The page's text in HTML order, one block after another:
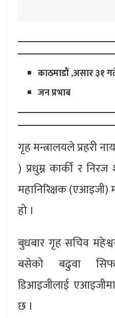
काठमाडौं ,असार ३१
जन प्रभाब
गृह मन्त्रालयले प्रहरी
) प्रधुम्न कार्की र निरज
महानिरिक्षक (एआइजी)
हो ।
बुधबार गृह सचिव
बसेको बढुवा
डिआइजीलाई
छ ।